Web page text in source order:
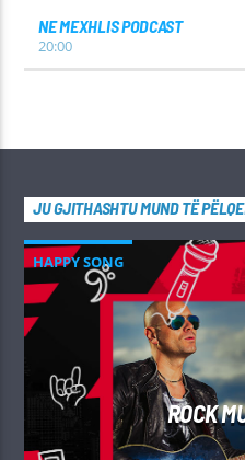
NE MEXHLIS PODCAST
20:00
JU GJITHASHTU MUND TË
HAPPY SONG
ROCK